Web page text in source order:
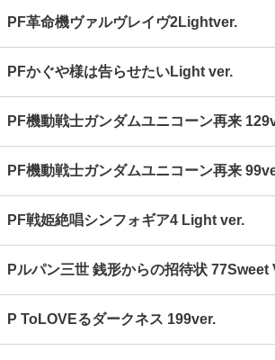
PF革命機ヴァルヴレイヴ2Lightver.
PFかぐや様は告らせたいLight ver.
PF機動戦士ガンダムユニコーン再来
PF機動戦士ガンダムユニコーン再来
PF戦姫絶唱シンフォギア4 Light ver.
Pルパン三世 銭形からの招待状 77Sweet
P ToLOVEるダークネス 199ver.